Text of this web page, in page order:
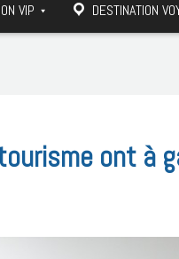
VIP DESTINATION
ont à